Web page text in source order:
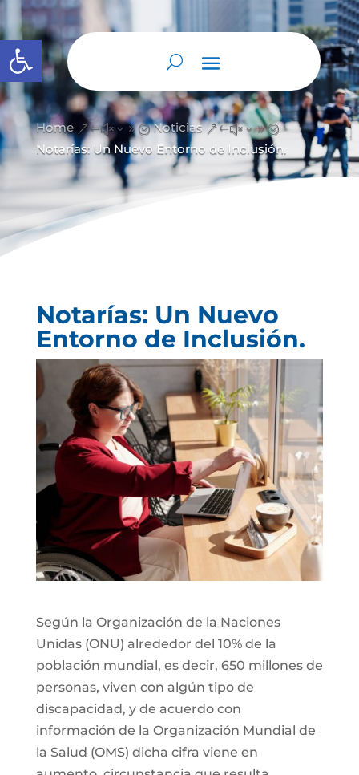
Abrir barra de herramientas
Home &#x39; Noticias &#x39;
Notarías: Un Nuevo Entorno de Inclusión.
Notarías: Un Nuevo
Entorno de Inclusión.
Según la Organización de la Naciones
Unidas (ONU) alrededor del 10% de la
población mundial, es decir, 650 millones de
personas, viven con algún tipo de
discapacidad, y de acuerdo con
información de la Organización Mundial de
la Salud (OMS) dicha cifra viene en